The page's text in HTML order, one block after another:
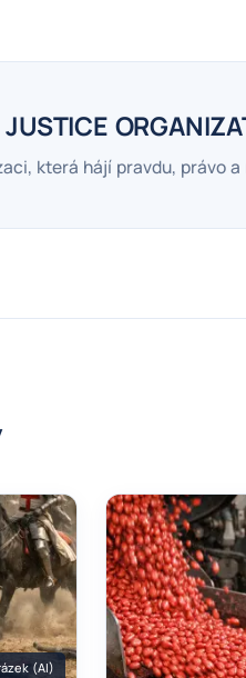
která hájí pravdu, právo
(AI)